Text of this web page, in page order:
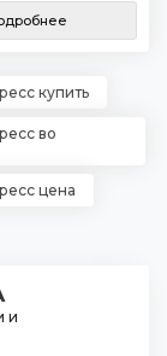
купить
во
цена
и